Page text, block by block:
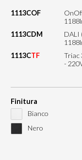
1113COF
1113CDM
DALI
1113CTF
Triac
-
Finitura
Bianco
Nero